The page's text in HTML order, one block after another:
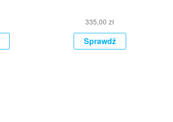
335,00zł
Sprawdź